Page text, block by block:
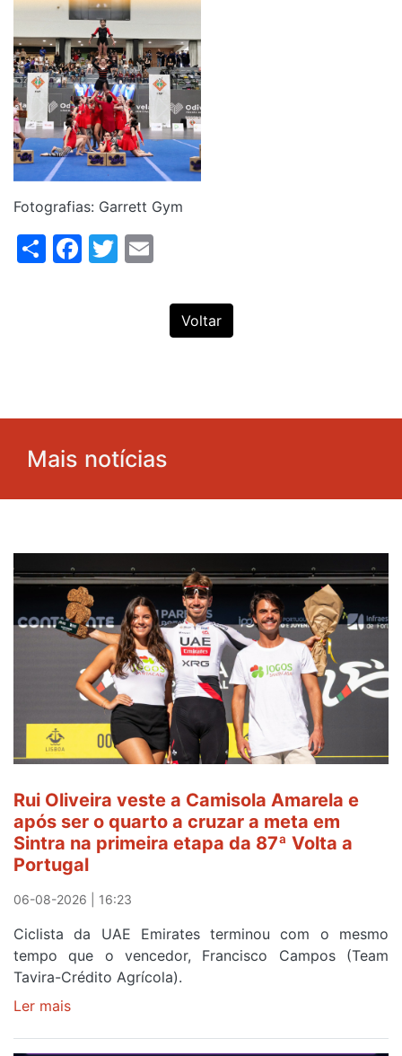
Fotografias: Garrett Gym
ShareFacebook
Twitter
Voltar
Mais notícias
Rui Oliveira veste a Camisola Amarela e
após ser o quarto a cruzar a meta em
Sintra na primeira etapa da 87ª Volta a
Portugal
06-08-2026 | 16:23
Ciclista da UAE Emirates terminou com o mesmo
tempo que o vencedor, Francisco Campos (Team
Tavira-Crédito Agrícola).
Ler mais
Oliveira